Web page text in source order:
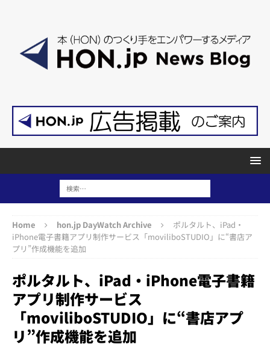
Home hon.jp DayWatch Archive
ポルタルト、iPad・
iPhone電子書籍アプリ制作サービス「moviliboSTUDIO」に“書店ア
プリ”作成機能を追加
ポルタルト、iPad・iPhone電子書籍
アプリ制作サービス
「moviliboSTUDIO」に“書店アプ
リ”作成機能を追加